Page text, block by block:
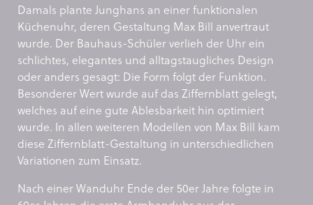
Damals plante Junghans an einer funktionalen
Küchenuhr, deren Gestaltung Max Bill anvertraut
wurde. Der Bauhaus-Schüler verlieh der Uhr ein
schlichtes, elegantes und alltagstaugliches Design
oder anders gesagt: Die Form folgt der Funktion.
Besonderer Wert wurde auf das Ziffernblatt gelegt,
welches auf eine gute Ablesbarkeit hin optimiert
wurde. In allen weiteren Modellen von Max Bill kam
diese Ziffernblatt-Gestaltung in unterschiedlichen
Variationen zum Einsatz.
Nach einer Wanduhr Ende der 50er Jahre folgte in